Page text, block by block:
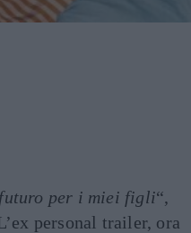
per i miei figli“,
personal trailer, ora